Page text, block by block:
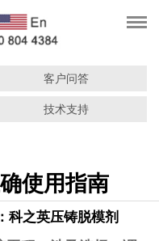
客户问答
技术支持
使用指南
科之英压铸脱模剂